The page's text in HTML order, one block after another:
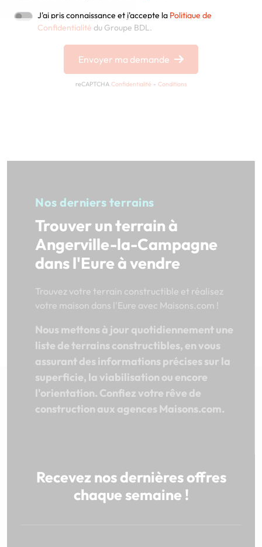
J'ai pris connaissance et j'accepte la Politique de
Confidentialité du Groupe BDL.
Envoyer ma demande
reCAPTCHA Confidentialité - Conditions
Nos derniers terrains
Trouver un terrain à
Angerville-la-Campagne
dans l'Eure à vendre
Trouvez votre terrain constructible et réalisez
votre maison dans l'Eure avec Maisons.com !
Nous mettons à jour quotidiennement une
liste de terrains constructibles, en vous
assurant des informations précises sur la
superficie, la viabilisation ou encore
l'orientation. Confiez votre rêve de
construction aux agences Maisons.com.
Recevez nos dernières offres
chaque semaine !